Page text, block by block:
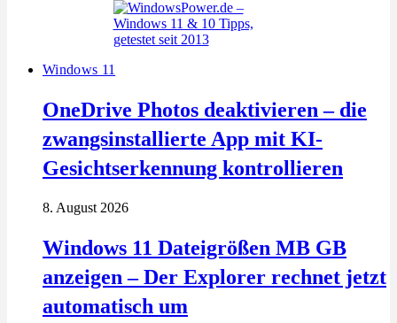
Windows 11
OneDrive Photos deaktivieren – die
zwangsinstallierte App mit KI-
Gesichtserkennung kontrollieren
8. August 2026
Windows 11 Dateigrößen MB GB
anzeigen – Der Explorer rechnet jetzt
automatisch um